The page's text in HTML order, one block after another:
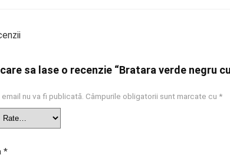
sa lase o recenzie “Bratara verde negru
nu va fi publicată. Câmpurile obligatorii sunt marcate cu *
*